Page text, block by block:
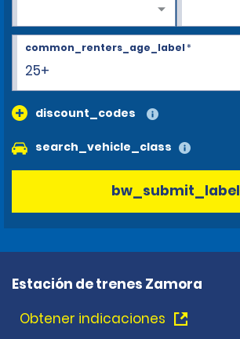
25+
common_renters_age_label*
discount_codes
search_vehicle_class
bw_submit_label
Estación de trenes Zamora
Obtener indicaciones